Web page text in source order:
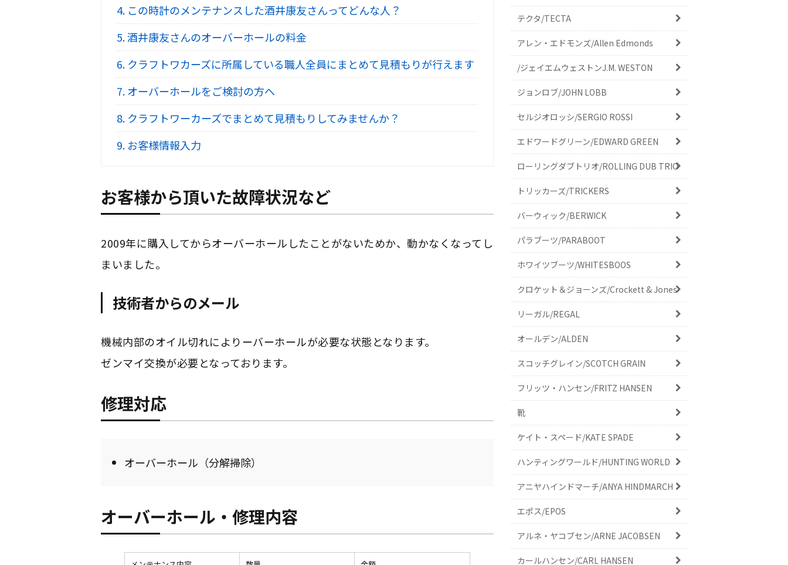
4. この時計のメンテナンスした酒井康友さんってどんな人？
5.酒井康友さんのオーバーホールの料金
6. クラフトワカーズに所属している職人全員にまとめて見積もりが行えます
7.オーバーホールをご検討の方へ
8. クラフトワーカーズでまとめて見積もりしてみませんか？
9. お客様情報入力
お客様から頂いた故障状況など
2009年に購入してからオーバーホールしたことがないためか、動かなくなってし
まいました。
技術者からのメール
機械内部のオイル切れによりーバーホールが必要な状態となります。
ゼンマイ交換が必要となっております。
修理対応
オーバーホール（分解掃除）
オーバーホール・修理内容
テクタ/TECTA
アレン・エドモンズ/Allen Edmonds
/ジェイエムウェストンJ.M. WESTON
ジョンロブ/JOHN LOBB
セルジオロッシ/SERGIO ROSSI
エドワードグリーン/EDWARD GREEN
ローリングダブトリオ/ROLLING DUB TRIO
トリッカーズ/TRICKERS
バーウィック/BERWICK
パラブーツ/PARABOOT
ホワイツブーツ/WHITESBOOS
クロケット＆ジョーンズ/Crockett & Jones
リーガル/REGAL
オールデン/ALDEN
スコッチグレイン/SCOTCH GRAIN
フリッツ・ハンセン/FRITZ HANSEN
靴
ケイト・スペード/KATE SPADE
ハンティングワールド/HUNTING WORLD
アニヤハインドマーチ/ANYA HINDMARCH
エポス/EPOS
アルネ・ヤコブセン/ARNE JACOBSEN
カールハンセン/CARL HANSEN